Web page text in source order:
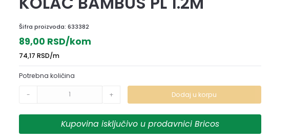
Šifra proizvoda:633382
89,00 RSD/kom
74,17 RSD/m
Potrebna količina
- + Dodaj u korpu
Kupovina isključivo u prodavnici Bricos